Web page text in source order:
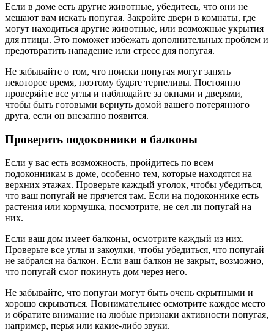
Если в доме есть другие животные, убедитесь, что они не
мешают вам искать попугая. Закройте двери в комнаты, где
могут находиться другие животные, или возможные укрытия
для птицы. Это поможет избежать дополнительных проблем и
предотвратить нападение или стресс для попугая.
Не забывайте о том, что поиски попугая могут занять
некоторое время, поэтому будьте терпеливы. Постоянно
проверяйте все углы и наблюдайте за окнами и дверями,
чтобы быть готовыми вернуть домой вашего потерянного
друга, если он внезапно появится.
Проверить подоконники и балконы
Если у вас есть возможность, пройдитесь по всем
подоконникам в доме, особенно тем, которые находятся на
верхних этажах. Проверьте каждый уголок, чтобы убедиться,
что ваш попугай не прячется там. Если на подоконнике есть
растения или кормушка, посмотрите, не сел ли попугай на
них.
Если ваш дом имеет балконы, осмотрите каждый из них.
Проверьте все углы и закоулки, чтобы убедиться, что попугай
не забрался на балкон. Если ваш балкон не закрыт, возможно,
что попугай смог покинуть дом через него.
Не забывайте, что попугаи могут быть очень скрытными и
хорошо скрываться. Повнимательнее осмотрите каждое место
и обратите внимание на любые признаки активности попугая,
например, перья или какие-либо звуки.